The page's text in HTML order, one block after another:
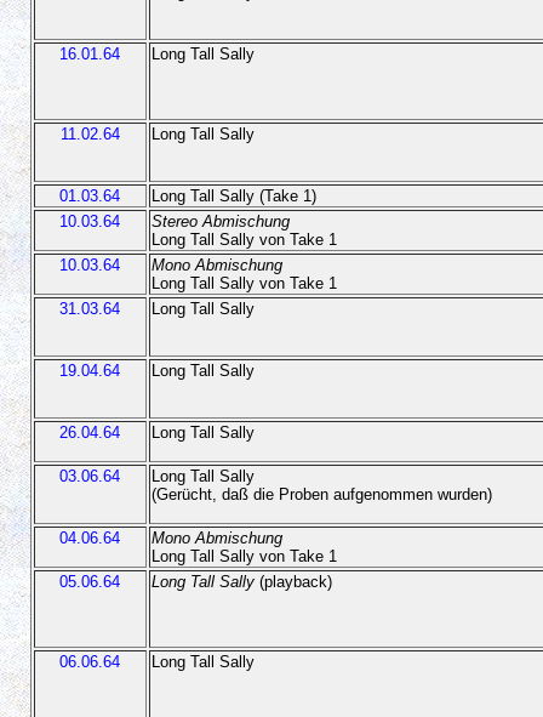
16.01.64 Long Tall Sally
11.02.64 Long Tall Sally
01.03.64
Long Tall Sally (Take 1)
10.03.64
Stereo Abmischung
Long Tall Sally von Take 1
10.03.64
Mono Abmischung
Long Tall Sally von Take 1
31.03.64
Long Tall Sally
19.04.64 Long Tall Sally
26.04.64 Long Tall Sally
03.06.64
Long Tall Sally
(Gerücht, daß die Proben aufgenommen wurden)
04.06.64
Mono Abmischung
Long Tall Sally von Take 1
05.06.64
Long Tall Sally(playback)
06.06.64 Long Tall Sally